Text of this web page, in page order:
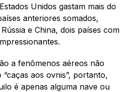
Unidos gastam mais do
anteriores somados,
e China, dois países com
a fenômenos aéreos não
aos ovnis”, portanto,
é apenas alguma nave ou